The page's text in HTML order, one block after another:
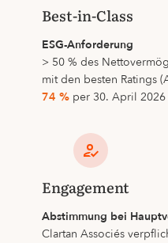
Best-in-Class
ESG-Anforderung
> 50 % des
mit den besten Ratings
74 %per 30. April 2026
Engagement
Abstimmung bei
Clartan Associés